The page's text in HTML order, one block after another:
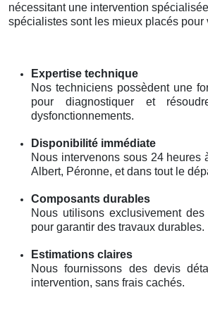
nécessitant une intervention
spécialistes sont les mieux placés pour
Expertise technique
Nos techniciens possèdent une
pour diagnostiquer et
dysfonctionnements.
Disponibilité immédiate
Nous intervenons sous 24 heures
Albert, Péronne, et dans tout le
Composants durables
Nous utilisons exclusivement des
pour garantir des travaux durables.
Estimations claires
Nous fournissons des devis
intervention, sans frais cachés.